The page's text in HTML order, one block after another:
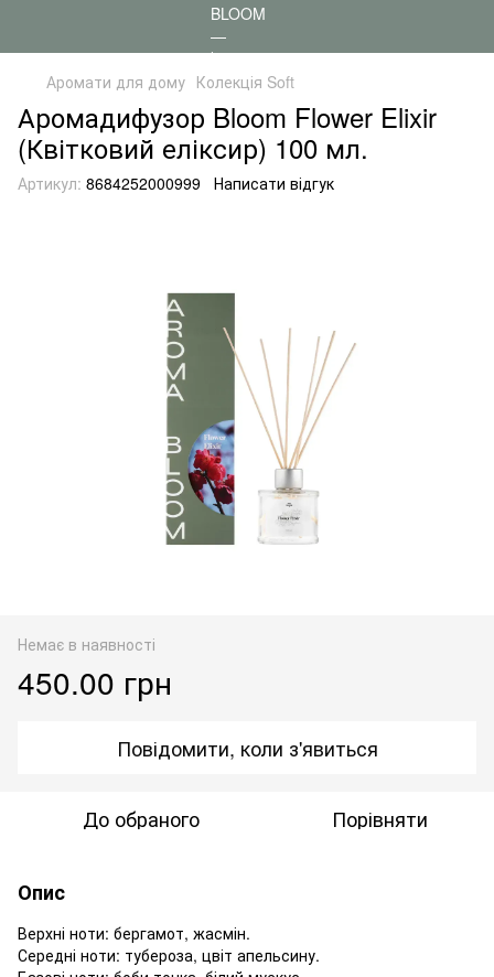
Аромати для дому Колекція Soft
Аромадифузор Bloom Flower Elixir
(Квітковий еліксир) 100 мл.
Артикул: 8684252000999 Написати відгук
Немає в наявності
450.00 грн
Повідомити, коли з'явиться
До обраного Порівняти
Опис
Верхні ноти: бергамот, жасмін.
Середні ноти: тубероза, цвіт апельсину.